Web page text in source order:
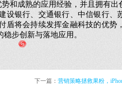
和成熟的应用经验，并且拥有
设银行、交通银行、中信银行、
盾将会持续发挥金融科技的优势
步创新与落地应用。
下一篇： 营销策略拯救果粉，